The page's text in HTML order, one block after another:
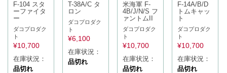
F-104 スタ
ーファイタ
ー
ダコプロダク
ト
¥10,700
在庫状況：
品切れ
T-38A/C タ
ロン
ダコプロダク
ト
¥6,100
在庫状況：
品切れ
米海軍 F-
4B/J/N/S フ
ァントムII
ダコプロダク
ト
¥10,700
在庫状況：
品切れ
F-14A/B/D
トムキャッ
ト
ダコプロダク
ト
¥10,700
在庫状況：
品切れ